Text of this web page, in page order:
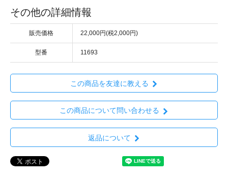
その他の詳細情報
販売価格 22,000円(税2,000円)
型番 11693
この商品を友達に教える
この商品について問い合わせる
返品について